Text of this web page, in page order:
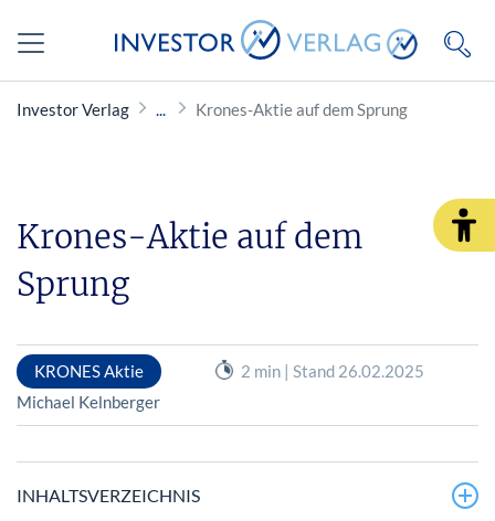
Investor Verlag Krones-Aktie auf dem Sprung
Krones-Aktie auf dem
Sprung
KRONES Aktie
2 min | Stand 26.02.2025
Michael Kelnberger
INHALTSVERZEICHNIS